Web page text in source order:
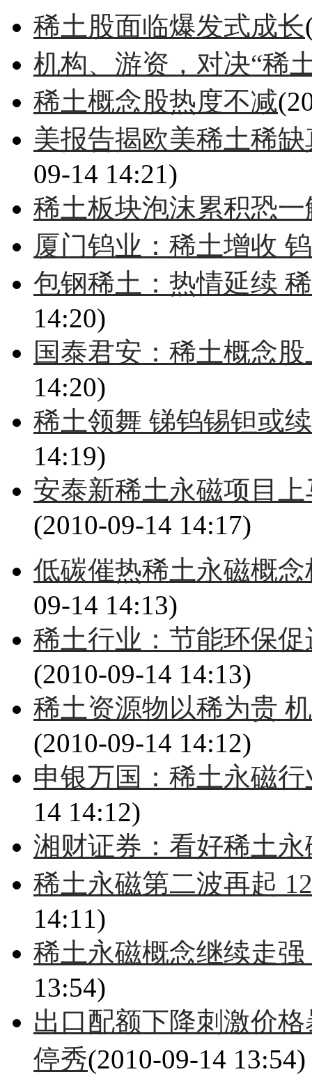
稀土股面临爆发式成长
机构、游资，对决“稀
稀土概念股热度不减
美报告揭欧美稀土稀
09-14 14:21)
稀土板块泡沫累积恐
厦门钨业：稀土增收
包钢稀土：热情延续
14:20)
国泰君安：稀土概念
14:20)
稀土领舞 锑钨锡钽或
14:19)
安泰新稀土永磁项目
(2010-09-14 14:17)
低碳催热稀土永磁概
09-14 14:13)
稀土行业：节能环保
(2010-09-14 14:13)
稀土资源物以稀为贵
(2010-09-14 14:12)
申银万国：稀土永磁
14 14:12)
湘财证券：看好稀土
稀土永磁第二波再起
14:11)
稀土永磁概念继续走
13:54)
出口配额下降刺激价
停秀(2010-09-14 13:54)